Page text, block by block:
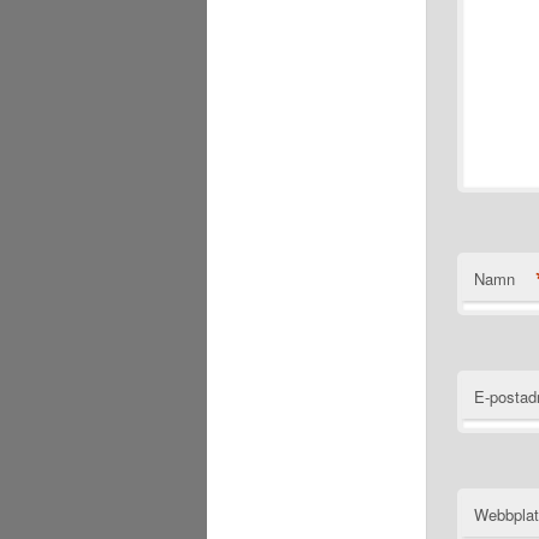
Namn
E-